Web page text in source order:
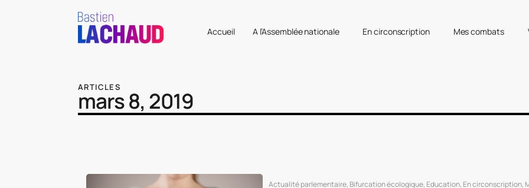
Accueil A l’Assemblée nationale En circonscription Mes combats
ARTICLES
mars 8, 2019
Actualité parlementaire, Bifurcation écologique, Education, En circonscription,